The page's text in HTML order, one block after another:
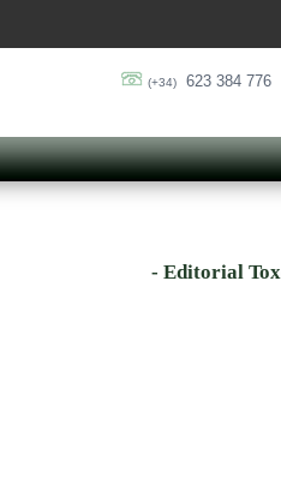
(+34) 623 384 776
- Editorial